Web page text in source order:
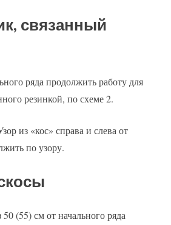
связанный
ряда продолжить работу для
резинкой, по схеме 2.
из «кос» справа и слева от
по узору.
(55) см от начального ряда